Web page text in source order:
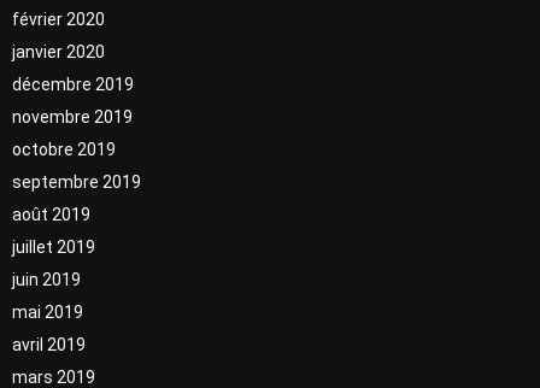
février 2020
janvier 2020
décembre 2019
novembre 2019
octobre 2019
septembre 2019
août 2019
juillet 2019
juin 2019
mai 2019
avril 2019
mars 2019